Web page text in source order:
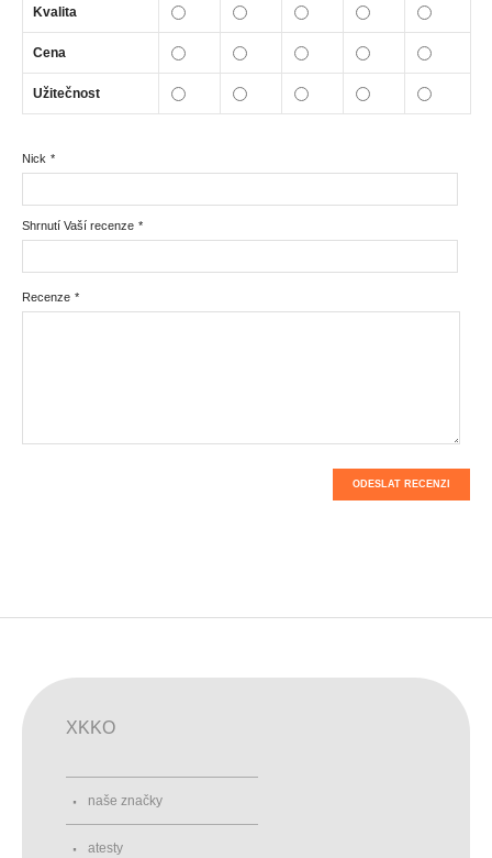
Kvalita
Cena
Užitečnost
*
Nick
*
Shrnutí Vaší recenze
*
Recenze
ODESLAT RECENZI
XKKO
naše značky
atesty